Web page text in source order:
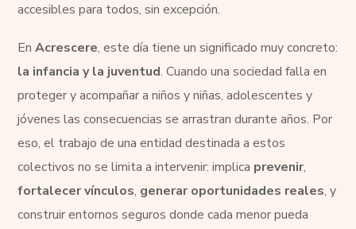
accesibles para todos, sin excepción.
EnAcrescere, este día tiene un significado muy concreto:
la infancia y la juventud. Cuando una sociedad falla en
proteger y acompañar a niños y niñas, adolescentes y
jóvenes las consecuencias se arrastran durante años. Por
eso, el trabajo de una entidad destinada a estos
colectivos no se limita a intervenir: implica prevenir,
fortalecer vínculos, generar oportunidades reales, y
construir entornos seguros donde cada menor pueda